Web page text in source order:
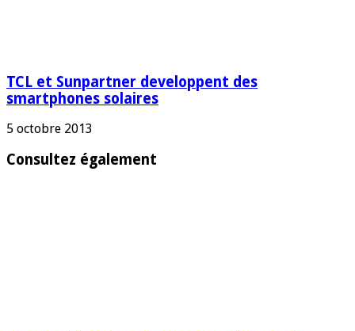
TCL et Sunpartner developpent des
smartphones solaires
5 octobre 2013
Consultez également